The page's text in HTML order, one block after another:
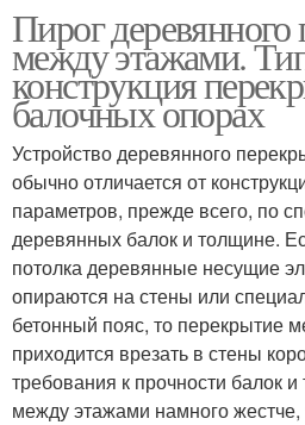
Пирог
между этажами.
конструкция
балочных опорах
Устройство деревянного
обычно отличается от
параметров, прежде всего, по
деревянных балок и толщине.
потолка деревянные несущие
опираются на стены или
бетонный пояс, то перекрытие
приходится врезать в стены
требования к прочности балок
между этажами намного жестче,